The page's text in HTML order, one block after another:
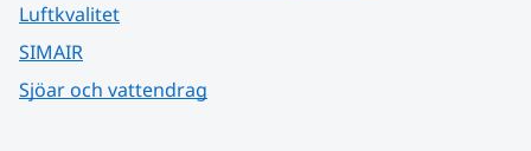
Luftkvalitet
SIMAIR
Sjöar och vattendrag